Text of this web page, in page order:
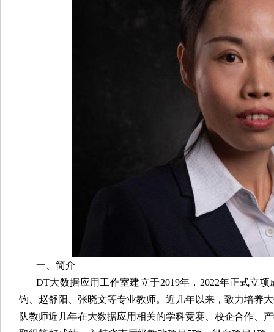
一、简介
DT大数据应用工作室建立于2019年，2022年正式立
钧、赵舒阳、张晓文等专业教师。近几年以来，致力培养
队教师近几年在大数据应用相关的学科竞赛、校企合作、